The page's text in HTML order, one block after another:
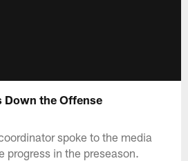
Down the Offense
spoke to the media
progress in the preseason.